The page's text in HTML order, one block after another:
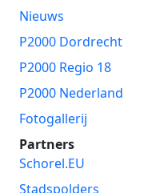
Nieuws
P2000 Dordrecht
P2000 Regio 18
P2000 Nederland
Fotogallerij
Partners
Schorel.EU
Stadspolders